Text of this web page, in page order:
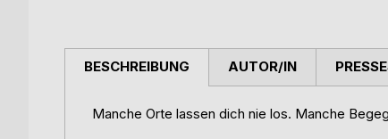
BESCHREIBUNG
Manche Orte lassen dich nie los. Manche
AUTOR/IN